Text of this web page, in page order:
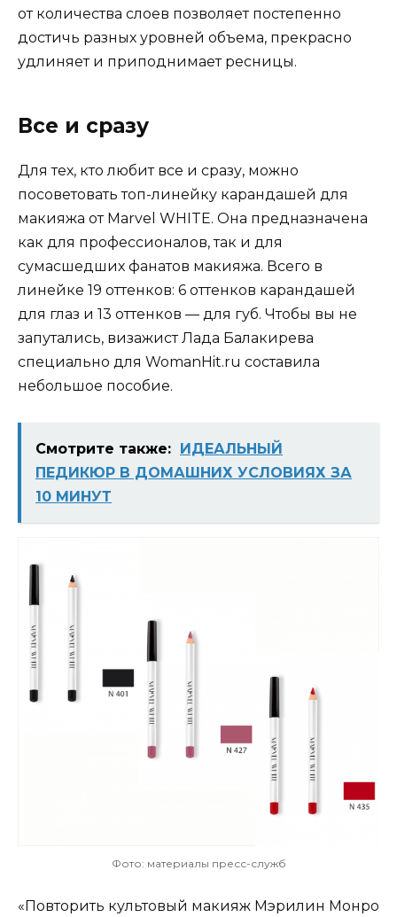
от количества слоев позволяет постепенно
достичь разных уровней объема, прекрасно
удлиняет и приподнимает ресницы.
Все и сразу
Для тех, кто любит все и сразу, можно
посоветовать топ-линейку карандашей для
макияжа от Marvel WHITE. Она предназначена
как для профессионалов, так и для
сумасшедших фанатов макияжа. Всего в
линейке 19 оттенков: 6 оттенков карандашей
для глаз и 13 оттенков — для губ. Чтобы вы не
запутались, визажист Лада Балакирева
специально для WomanHit.ru составила
небольшое пособие.
Смотрите также: ИДЕАЛЬНЫЙ
ПЕДИКЮР В ДОМАШНИХ УСЛОВИЯХ ЗА
10 МИНУТ
Фото: материалы пресс-служб
«Повторить культовый макияж Мэрилин Монро